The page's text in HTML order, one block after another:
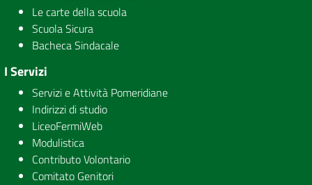
Le carte della scuola
Scuola Sicura
Bacheca Sindacale
I Servizi
Servizi e Attività Pomeridiane
Indirizzi di studio
LiceoFermiWeb
Modulistica
Contributo Volontario
Comitato Genitori